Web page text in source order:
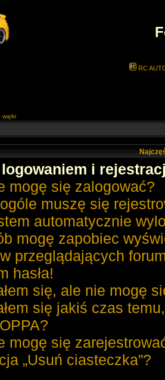
RC
wątki
i
mogę się zalogować?
muszę się
automatycznie
mogę zapobiec
przeglądających
hasła!
się, ale nie mogę
się jakiś czas
mogę się
„Usuń ciasteczka”?